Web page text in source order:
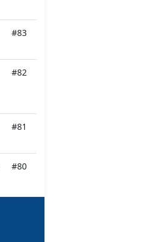
#83
#82
#81
#80